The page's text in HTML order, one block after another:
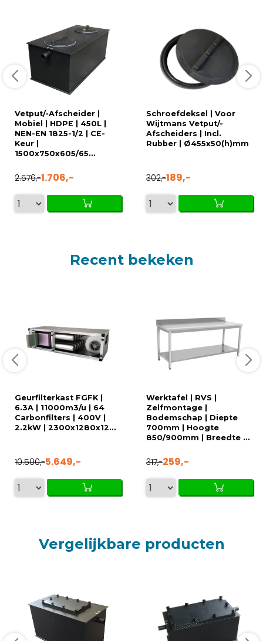
Vetput/-Afscheider |
Mobiel | HDPE | 450L |
NEN-EN 1825-1/2 | CE-
Keur |
1500x750x605/65...
2.576,-1.706,-
Schroefdeksel | Voor
Wijtmans Vetput/-
Afscheiders | Incl.
Rubber | Ø455x50(h)mm
302,-189,-
Recent bekeken
Geurfilterkast FGFK |
6.3A | 11000m3/u | 64
Carbonfilters | 400V |
2.2kW | 2300x1280x12...
10.500,-5.649,-
Werktafel | RVS |
Zelfmontage |
Bodemschap | Diepte
700mm | Hoogte
850/900mm | Breedte ...
317,-259,-
Vergelijkbare producten